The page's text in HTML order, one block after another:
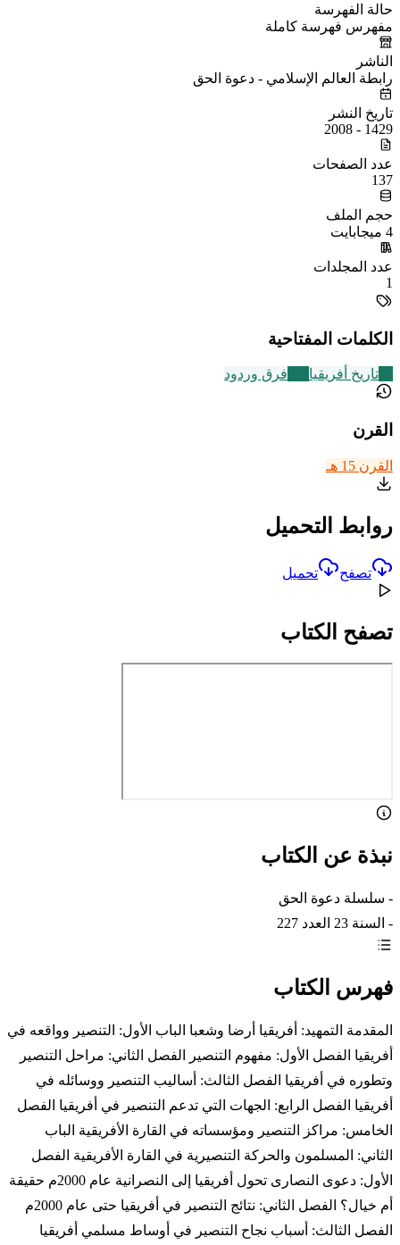
حالة الفهرسة
مفهرس فهرسة كاملة
الناشر
رابطة العالم الإسلامي - دعوة الحق
تاريخ النشر
1429 - 2008
عدد الصفحات
137
حجم الملف
4 ميجابايت
عدد المجلدات
1
الكلمات المفتاحية
تاريخ أفريقيا فرق وردود
القرن
القرن 15 هـ
روابط التحميل
تصفح تحميل
تصفح الكتاب
نبذة عن الكتاب
- سلسلة دعوة الحق
- السنة 23 العدد 227
فهرس الكتاب
المقدمة التمهيد: أفريقيا أرضا وشعبا الباب الأول: التنصير وواقعه في
أفريقيا الفصل الأول: مفهوم التنصير الفصل الثاني: مراحل التنصير
وتطوره في أفريقيا الفصل الثالث: أساليب التنصير ووسائله في
أفريقيا الفصل الرابع: الجهات التي تدعم التنصير في أفريقيا الفصل
الخامس: مراكز التنصير ومؤسساته في القارة الأفريقية الباب
الثاني: المسلمون والحركة التنصيرية في القارة الأفريقية الفصل
الأول: دعوى النصارى تحول أفريقيا إلى النصرانية عام 2000م حقيقة
أم خيال؟ الفصل الثاني: نتائج التنصير في أفريقيا حتى عام 2000م
الفصل الثالث: أسباب نجاح التنصير في أوساط مسلمي أفريقيا